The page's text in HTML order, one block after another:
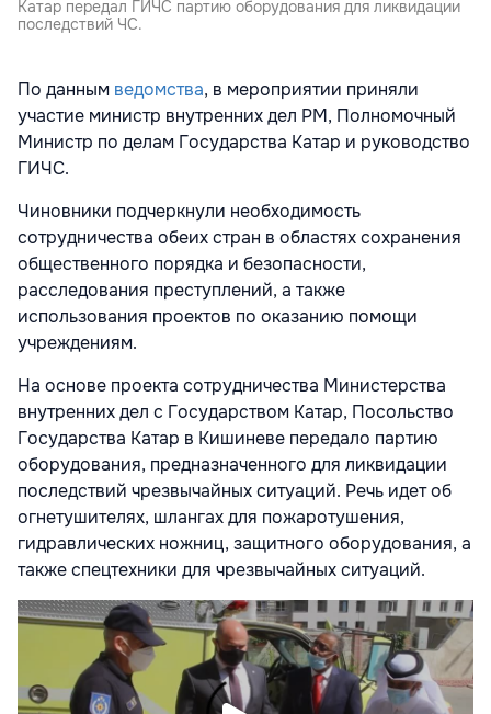
Катар передал ГИЧС партию оборудования для ликвидации
последствий ЧС.
По данным ведомства, в мероприятии приняли
участие министр внутренних дел РМ, Полномочный
Министр по делам Государства Катар и руководство
ГИЧC.
Чиновники подчеркнули необходимость
сотрудничества обеих стран в областях сохранения
общественного порядка и безопасности,
расследования преступлений, а также
использования проектов по оказанию помощи
учреждениям.
На основе проекта сотрудничества Министерства
внутренних дел с Государством Катар, Посольство
Государства Катар в Кишиневе передало партию
оборудования, предназначенного для ликвидации
последствий чрезвычайных ситуаций. Речь идет об
огнетушителях, шлангах для пожаротушения,
гидравлических ножниц, защитного оборудования, а
также спецтехники для чрезвычайных ситуаций.